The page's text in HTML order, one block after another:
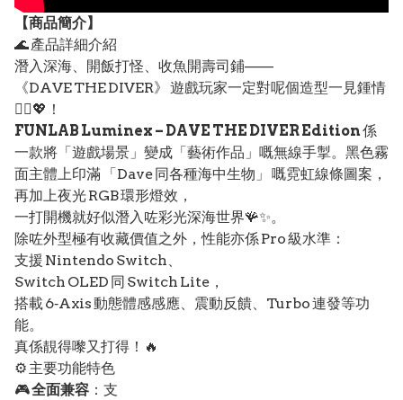
【商品簡介】
🌊 產品詳細介紹
潛入深海、開飯打怪、收魚開壽司鋪——
《DAVE THE DIVER》 遊戲玩家一定對呢個造型一見鍾情
🧜‍♂️💖！
FUNLAB Luminex – DAVE THE DIVER Edition係
一款將「遊戲場景」變成「藝術作品」嘅無線手掣。黑色霧
面主體上印滿 「Dave 同各種海中生物」 嘅霓虹線條圖案，
再加上夜光 RGB 環形燈效，
一打開機就好似潛入咗彩光深海世界🪸✨。
除咗外型極有收藏價值之外，性能亦係 Pro 級水準：
支援 Nintendo Switch、
Switch OLED 同 Switch Lite，
搭載 6‑Axis 動態體感感應、震動反饋、Turbo 連發等功
能。
真係靚得嚟又打得！🔥
⚙️ 主要功能特色
🎮全面兼容 ：支